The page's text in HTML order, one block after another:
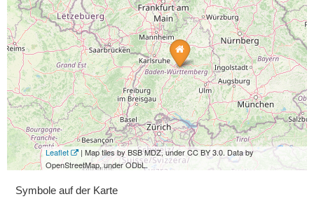
Leaflet
| Map tiles by BSB MDZ, under CC BY 3.0. Data by
OpenStreetMap, under ODbL.
Symbole auf der Karte